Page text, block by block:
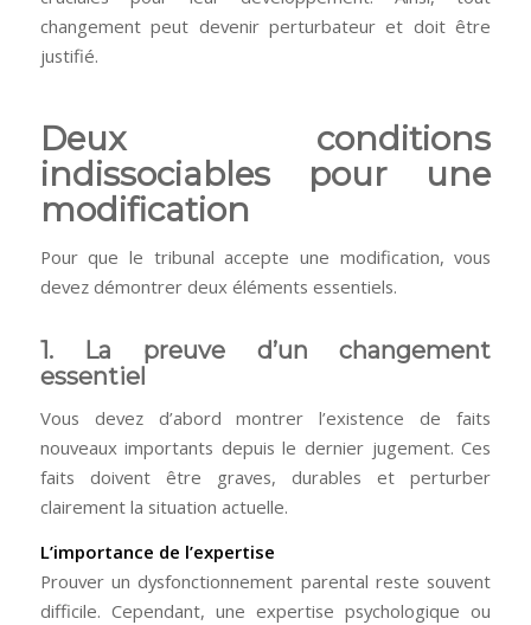
changement peut devenir perturbateur et doit être
justifié.
Deux conditions
indissociables pour une
modification
Pour que le tribunal accepte une modification, vous
devez démontrer deux éléments essentiels.
1. La preuve d’un changement
essentiel
Vous devez d’abord montrer l’existence de faits
nouveaux importants depuis le dernier jugement. Ces
faits doivent être graves, durables et perturber
clairement la situation actuelle.
L’importance de l’expertise
Prouver un dysfonctionnement parental reste souvent
difficile. Cependant, une expertise psychologique ou